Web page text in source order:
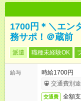
1700円＊＼エン
務サポ！＠蔵前
派遣 職種未経験OK
給与
時給1700円
交通費別
交通費 全額